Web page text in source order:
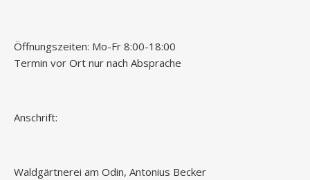
Öffnungszeiten: Mo-Fr 8:00-18:00
Termin vor Ort nur nach Absprache
Anschrift:
Waldgärtnerei am Odin, Antonius Becker